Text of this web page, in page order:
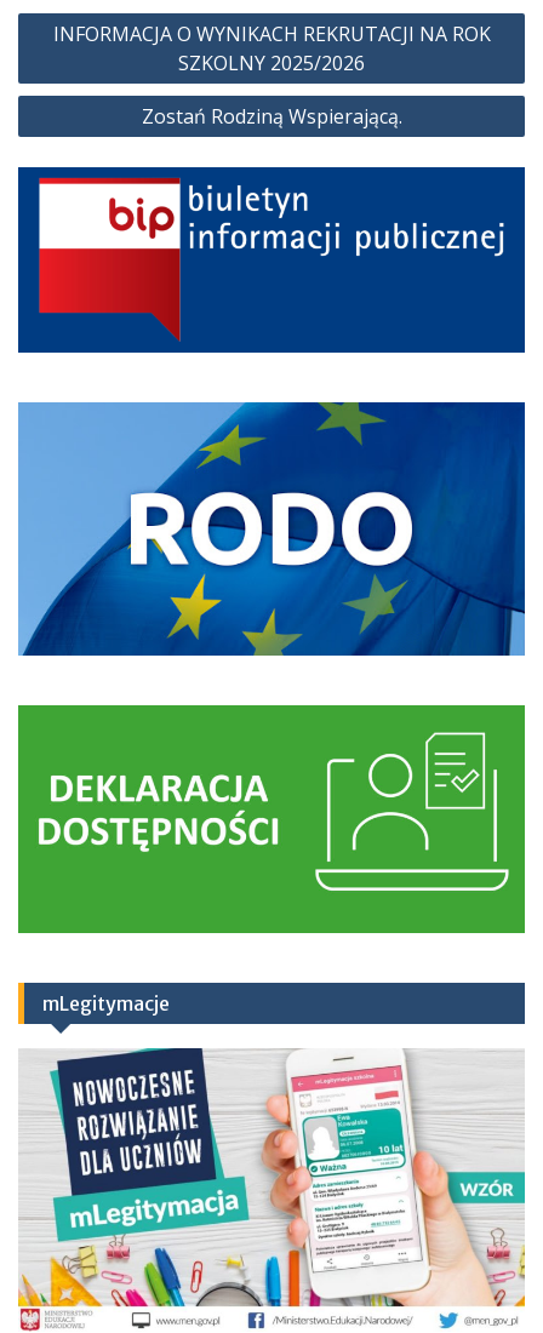
Nawigacja
INFORMACJA O WYNIKACH REKRUTACJI NA ROK
SZKOLNY 2025/2026
Zostań Rodziną Wspierającą.
mLegitymacje